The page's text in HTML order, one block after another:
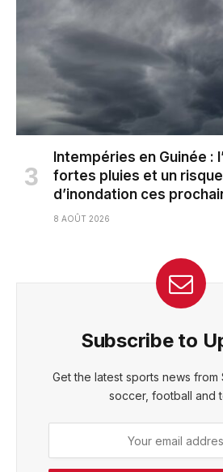
Intempéries en Guinée :
fortes pluies et un
d’inondation ces
8 AOÛT 2026
Subscribe to
Get the latest sports news from
soccer, football and